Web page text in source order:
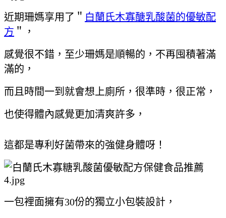
近期珊媽享用了＂ 白蘭氏木寡醣乳酸菌的優敏配
方 ＂，
感覺很不錯，至少珊媽是順暢的， 不再囤積著滿
滿的，
而且時間一到就會想上廁所，很準時，很正常，
也使得體內感覺更加清爽許多，
這都是專利好菌帶來的強健身體呀！
一包裡面擁有30份的獨立小包裝設計，